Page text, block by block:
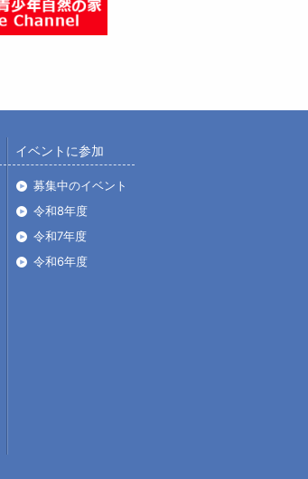
イベントに参加
募集中のイベント
令和8年度
令和7年度
令和6年度